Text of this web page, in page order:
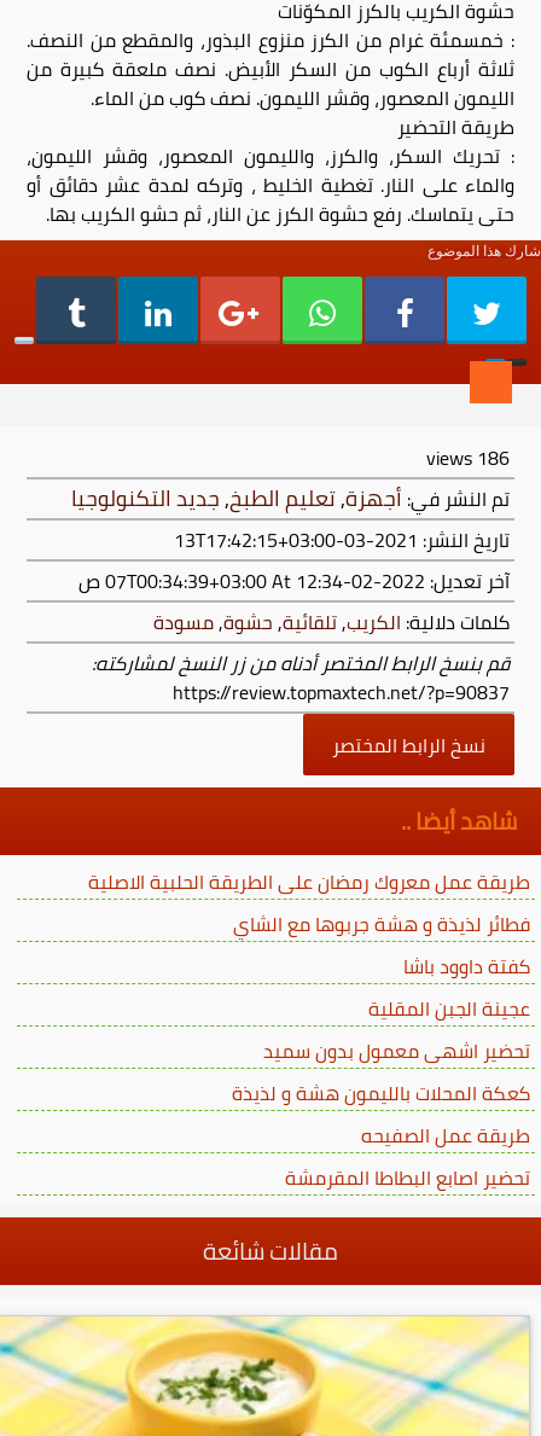
حشوة الكريب بالكرز المكوّنات
: خمسمئة غرام من الكرز منزوع البذور، والمقطع من النصف.
ثلاثة أرباع الكوب من السكر الأبيض. نصف ملعقة كبيرة من
الليمون المعصور، وقشر الليمون. نصف كوب من الماء.
طريقة التحضير
: تحريك السكر، والكرز، والليمون المعصور، وقشر الليمون،
والماء على النار. تغطية الخليط ، وتركه لمدة عشر دقائق أو
حتى يتماسك. رفع حشوة الكرز عن النار، ثم حشو الكريب بها.
شارك هذا الموضوع
186
views
تم النشر في: أجهزة,تعليم الطبخ,جديد التكنولوجيا
تاريخ النشر: 2021-03-13T17:42:15+03:00
آخر تعديل: 2022-02-07T00:34:39+03:00
At 12:34 ص
كلمات دلالية: الكريب,تلقائية,حشوة,مسودة
قم بنسخ الرابط المختصر أدناه من زر النسخ لمشاركته:
https://review.topmaxtech.net/?p=90837
نسخ الرابط المختصر
شاهد أيضا ..
طريقة عمل معروك رمضان على الطريقة الحلبية الاصلية
فطائر لذيذة و هشة جربوها مع الشاي
كفتة داوود باشا
عجينة الجبن المقلية
تحضير اشهى معمول بدون سميد
كعكة المحلات بالليمون هشة و لذيذة
طريقة عمل الصفيحه
تحضير اصابع البطاطا المقرمشة
مقالات شائعة